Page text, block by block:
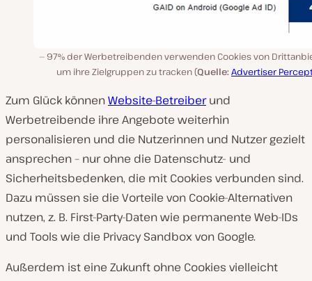
97% der Werbetreibenden verwenden Cookies von
um ihre Zielgruppen zu tracken (Quelle: Advertiser
Zum Glück könnenWebsite-Betreiberund
Werbetreibende ihre Angebote weiterhin
personalisieren und die Nutzerinnen und Nutzer gezielt
ansprechen – nur ohne die Datenschutz- und
Sicherheitsbedenken, die mit Cookies verbunden sind.
Dazu müssen sie die Vorteile von Cookie-Alternativen
nutzen, z. B. First-Party-Daten wie permanente Web-IDs
und Tools wie die Privacy Sandbox von Google.
Außerdem ist eine Zukunft ohne Cookies vielleicht